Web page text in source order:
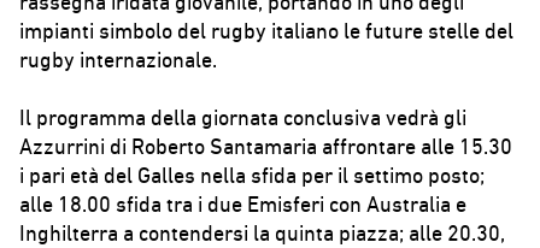
impianti simbolo del rugby italiano le future stelle del
rugby internazionale.
Il programma della giornata conclusiva vedrà gli
Azzurrini di Roberto Santamaria affrontare alle 15.30
i pari età del Galles nella sfida per il settimo posto;
alle 18.00 sfida tra i due Emisferi con Australia e
Inghilterra a contendersi la quinta piazza; alle 20.30,